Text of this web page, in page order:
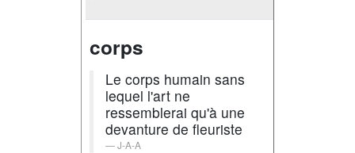
corps
Le corps humain sans
lequel l'art ne
ressemblerai qu'à une
devanture de fleuriste
J-A-A